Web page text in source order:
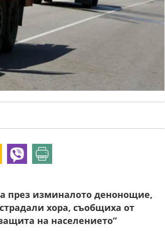
през изминалото денонощие,
хора, съобщиха от
на населението“